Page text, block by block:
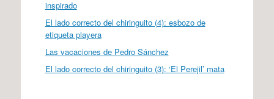
inspirado
El lado correcto del chiringuito (4): esbozo de
etiqueta playera
Las vacaciones de Pedro Sánchez
El lado correcto del chiringuito (3): ‘El Perejil’ mata